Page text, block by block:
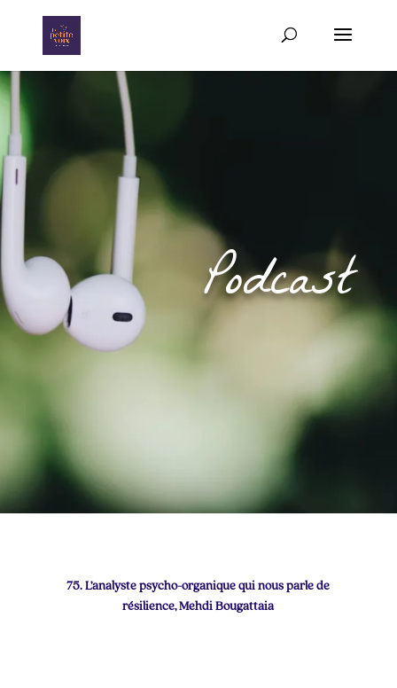
Podcast
75. L’analyste psycho-organique qui nous parle de
résilience, Mehdi Bougattaia